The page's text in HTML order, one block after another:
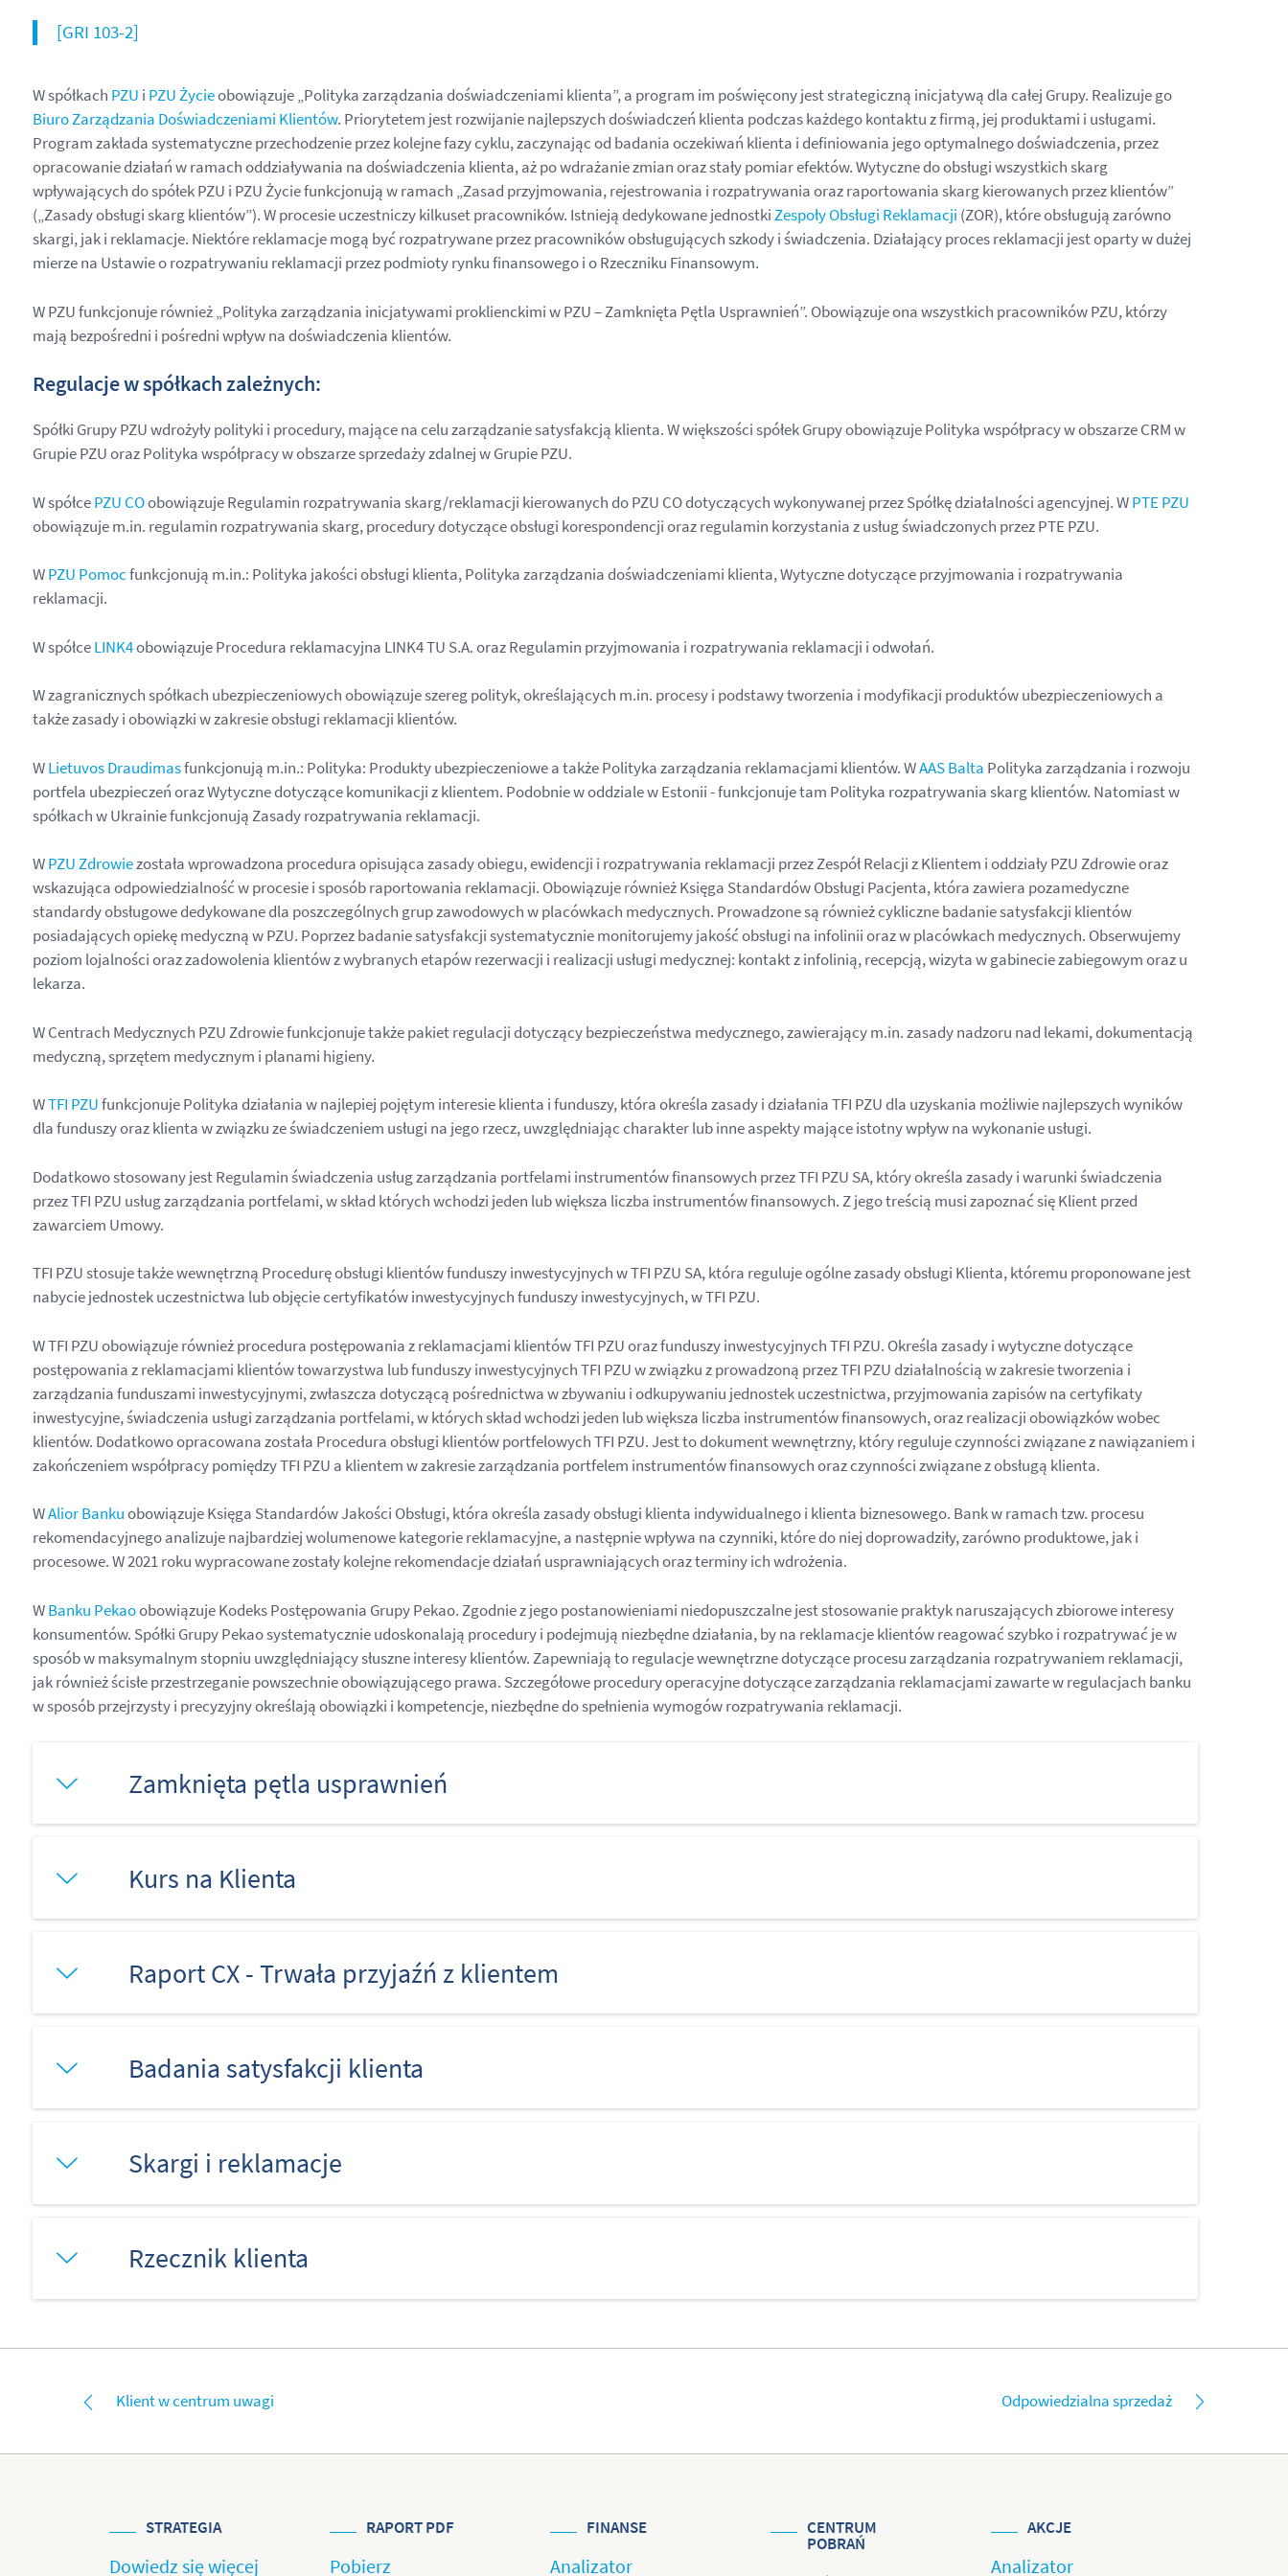
[GRI 103-2]
W spółkach PZU i PZU Życieobowiązuje „Polityka zarządzania doświadczeniami klienta”, a program im poświęcony jest strategiczną inicjatywą dla całej Grupy. Realizuje go
Biuro Zarządzania Doświadczeniami Klientów. Priorytetem jest rozwijanie najlepszych doświadczeń klienta podczas każdego kontaktu z firmą, jej produktami i usługami.
Program zakłada systematyczne przechodzenie przez kolejne fazy cyklu, zaczynając od badania oczekiwań klienta i definiowania jego optymalnego doświadczenia, przez
opracowanie działań w ramach oddziaływania na doświadczenia klienta, aż po wdrażanie zmian oraz stały pomiar efektów. Wytyczne do obsługi wszystkich skarg
wpływających do spółek PZU i PZU Życie funkcjonują w ramach „Zasad przyjmowania, rejestrowania i rozpatrywania oraz raportowania skarg kierowanych przez klientów”
(„Zasady obsługi skarg klientów”). W procesie uczestniczy kilkuset pracowników. Istnieją dedykowane jednostkiZespoły Obsługi Reklamacji (ZOR), które obsługują zarówno
skargi, jak i reklamacje. Niektóre reklamacje mogą być rozpatrywane przez pracowników obsługujących szkody i świadczenia. Działający proces reklamacji jest oparty w dużej
mierze na Ustawie o rozpatrywaniu reklamacji przez podmioty rynku finansowego i o Rzeczniku Finansowym.
W PZU funkcjonuje również „Polityka zarządzania inicjatywami proklienckimi w PZU – Zamknięta Pętla Usprawnień”. Obowiązuje ona wszystkich pracowników PZU, którzy
mają bezpośredni i pośredni wpływ na doświadczenia klientów.
Regulacje w spółkach zależnych:
Spółki Grupy PZU wdrożyły polityki i procedury, mające na celu zarządzanie satysfakcją klienta. W większości spółek Grupy obowiązuje Polityka współpracy w obszarze CRM w
Grupie PZU oraz Polityka współpracy w obszarze sprzedaży zdalnej w Grupie PZU.
W spółcePZU COobowiązuje Regulamin rozpatrywania skarg/reklamacji kierowanych do PZU CO dotyczących wykonywanej przez Spółkę działalności agencyjnej. WPTE PZU
obowiązuje m.in. regulamin rozpatrywania skarg, procedury dotyczące obsługi korespondencji oraz regulamin korzystania z usług świadczonych przez PTE PZU.
WPZU Pomocfunkcjonują m.in.: Polityka jakości obsługi klienta, Polityka zarządzania doświadczeniami klienta, Wytyczne dotyczące przyjmowania i rozpatrywania
reklamacji.
W spółceLINK4obowiązuje Procedura reklamacyjna LINK4 TU S.A. oraz Regulamin przyjmowania i rozpatrywania reklamacji i odwołań.
W zagranicznych spółkach ubezpieczeniowych obowiązuje szereg polityk, określających m.in. procesy i podstawy tworzenia i modyfikacji produktów ubezpieczeniowych a
także zasady i obowiązki w zakresie obsługi reklamacji klientów.
WLietuvos Draudimasfunkcjonują m.in.: Polityka: Produkty ubezpieczeniowe a także Polityka zarządzania reklamacjami klientów. WAAS Balta Polityka zarządzania i rozwoju
portfela ubezpieczeń oraz Wytyczne dotyczące komunikacji z klientem. Podobnie w oddziale w Estonii - funkcjonuje tam Polityka rozpatrywania skarg klientów. Natomiast w
spółkach w Ukrainie funkcjonują Zasady rozpatrywania reklamacji.
WPZU Zdrowiezostała wprowadzona procedura opisująca zasady obiegu, ewidencji i rozpatrywania reklamacji przez Zespół Relacji z Klientem i oddziały PZU Zdrowie oraz
wskazująca odpowiedzialność w procesie i sposób raportowania reklamacji. Obowiązuje również Księga Standardów Obsługi Pacjenta, która zawiera pozamedyczne
standardy obsługowe dedykowane dla poszczególnych grup zawodowych w placówkach medycznych. Prowadzone są również cykliczne badanie satysfakcji klientów
posiadających opiekę medyczną w PZU. Poprzez badanie satysfakcji systematycznie monitorujemy jakość obsługi na infolinii oraz w placówkach medycznych. Obserwujemy
poziom lojalności oraz zadowolenia klientów z wybranych etapów rezerwacji i realizacji usługi medycznej: kontakt z infolinią, recepcją, wizyta w gabinecie zabiegowym oraz u
lekarza.
W Centrach Medycznych PZU Zdrowie funkcjonuje także pakiet regulacji dotyczący bezpieczeństwa medycznego, zawierający m.in. zasady nadzoru nad lekami, dokumentacją
medyczną, sprzętem medycznym i planami higieny.
WTFI PZUfunkcjonuje Polityka działania w najlepiej pojętym interesie klienta i funduszy, która określa zasady i działania TFI PZU dla uzyskania możliwie najlepszych wyników
dla funduszy oraz klienta w związku ze świadczeniem usługi na jego rzecz, uwzględniając charakter lub inne aspekty mające istotny wpływ na wykonanie usługi.
Dodatkowo stosowany jest Regulamin świadczenia usług zarządzania portfelami instrumentów finansowych przez TFI PZU SA, który określa zasady i warunki świadczenia
przez TFI PZU usług zarządzania portfelami, w skład których wchodzi jeden lub większa liczba instrumentów finansowych. Z jego treścią musi zapoznać się Klient przed
zawarciem Umowy.
TFI PZU stosuje także wewnętrzną Procedurę obsługi klientów funduszy inwestycyjnych w TFI PZU SA, która reguluje ogólne zasady obsługi Klienta, któremu proponowane jest
nabycie jednostek uczestnictwa lub objęcie certyfikatów inwestycyjnych funduszy inwestycyjnych, w TFI PZU.
W TFI PZU obowiązuje również procedura postępowania z reklamacjami klientów TFI PZU oraz funduszy inwestycyjnych TFI PZU. Określa zasady i wytyczne dotyczące
postępowania z reklamacjami klientów towarzystwa lub funduszy inwestycyjnych TFI PZU w związku z prowadzoną przez TFI PZU działalnością w zakresie tworzenia i
zarządzania funduszami inwestycyjnymi, zwłaszcza dotyczącą pośrednictwa w zbywaniu i odkupywaniu jednostek uczestnictwa, przyjmowania zapisów na certyfikaty
inwestycyjne, świadczenia usługi zarządzania portfelami, w których skład wchodzi jeden lub większa liczba instrumentów finansowych, oraz realizacji obowiązków wobec
klientów. Dodatkowo opracowana została Procedura obsługi klientów portfelowych TFI PZU. Jest to dokument wewnętrzny, który reguluje czynności związane z nawiązaniem i
zakończeniem współpracy pomiędzy TFI PZU a klientem w zakresie zarządzania portfelem instrumentów finansowych oraz czynności związane z obsługą klienta.
WAlior Bankuobowiązuje Księga Standardów Jakości Obsługi, która określa zasady obsługi klienta indywidualnego i klienta biznesowego. Bank w ramach tzw. procesu
rekomendacyjnego analizuje najbardziej wolumenowe kategorie reklamacyjne, a następnie wpływa na czynniki, które do niej doprowadziły, zarówno produktowe, jak i
procesowe. W 2021 roku wypracowane zostały kolejne rekomendacje działań usprawniających oraz terminy ich wdrożenia.
WBanku Pekaoobowiązuje Kodeks Postępowania Grupy Pekao. Zgodnie z jego postanowieniami niedopuszczalne jest stosowanie praktyk naruszających zbiorowe interesy
konsumentów. Spółki Grupy Pekao systematycznie udoskonalają procedury i podejmują niezbędne działania, by na reklamacje klientów reagować szybko i rozpatrywać je w
sposób w maksymalnym stopniu uwzględniający słuszne interesy klientów. Zapewniają to regulacje wewnętrzne dotyczące procesu zarządzania rozpatrywaniem reklamacji,
jak również ścisłe przestrzeganie powszechnie obowiązującego prawa. Szczegółowe procedury operacyjne dotyczące zarządzania reklamacjami zawarte w regulacjach banku
w sposób przejrzysty i precyzyjny określają obowiązki i kompetencje, niezbędne do spełnienia wymogów rozpatrywania reklamacji.
Zamknięta pętla usprawnień
Kurs na Klienta
Raport CX - Trwała przyjaźń z klientem
Badania satysfakcji klienta
Skargi i reklamacje
Rzecznik klienta
Klient w centrum uwagi Odpowiedzialna sprzedaż
STRATEGIA
Dowiedz się więcej
RAPORT PDF
Pobierz
FINANSE
Analizator
CENTRUM
POBRAŃ
AKCJE
Analizator